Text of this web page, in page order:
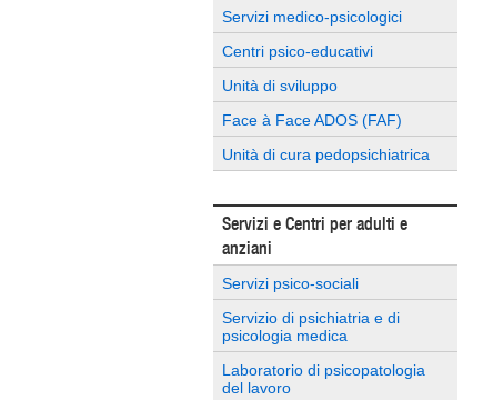
Servizi medico-psicologici
Centri psico-educativi
Unità di sviluppo
Face à Face ADOS (FAF)
Unità di cura pedopsichiatrica
Servizi e Centri per adulti e
anziani
Servizi psico-sociali
Servizio di psichiatria e di
psicologia medica
Laboratorio di psicopatologia
del lavoro